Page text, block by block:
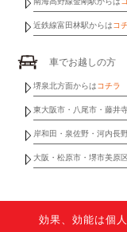
近鉄線富田林駅からはコ
車でお越しの方
堺泉北方面からはコチラ
東大阪市・八尾市・藤井
岸和田・泉佐野・河内長
大阪・松原市・堺市美原
効果、効能は個